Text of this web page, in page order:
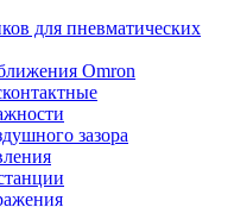
для пневматических
Omron
зазора